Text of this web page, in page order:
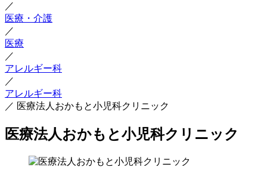
／
医療・介護
／
医療
／
アレルギー科
／
アレルギー科
／ 医療法人おかもと小児科クリニック
医療法人おかもと小児科クリニック